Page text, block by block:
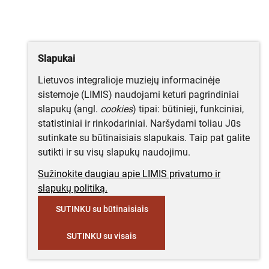
Slapukai
Lietuvos integralioje muziejų informacinėje
sistemoje (LIMIS) naudojami keturi pagrindiniai
slapukų (angl. cookies) tipai: būtinieji, funkciniai,
statistiniai ir rinkodariniai. Naršydami toliau Jūs
sutinkate su būtinaisiais slapukais. Taip pat galite
sutikti ir su visų slapukų naudojimu.
Sužinokite daugiau apie LIMIS privatumo ir
slapukų politiką.
SUTINKU su būtinaisiais
SUTINKU su visais